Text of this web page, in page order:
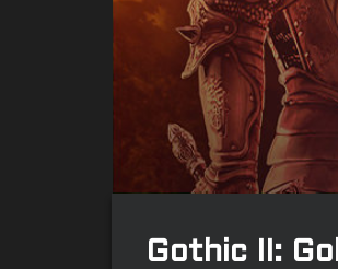
Gothic II: